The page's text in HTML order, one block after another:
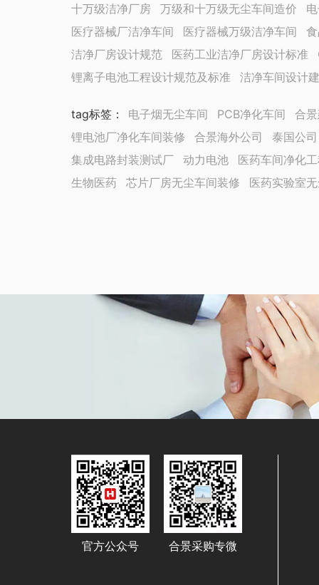
十万级洁净厂房
万级和十万级无尘车间造价
医疗器械厂洁净车间
医疗器械万级洁净车间
洁净厂房设计规范
医药工业洁净厂房设计标准
锂离子电池工程设计规范及标准
洁净车间设计
tag标签 ： 电子烟无尘车间 PCB净化车间
合
锂电池厂净化车间装修
合景海外公司
泰国公司
集成电路封装测试厂
动力电池
医药车间净化
生物医药
芯片厂房无尘车间装修 医药实验室
官方公众号 合景采购专微